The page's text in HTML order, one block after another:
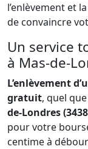
l’enlèvement et
de convaincre
Un service
à Mas-de-
L’enlèvement
gratuit, quel
de-Londres
pour votre
centime à